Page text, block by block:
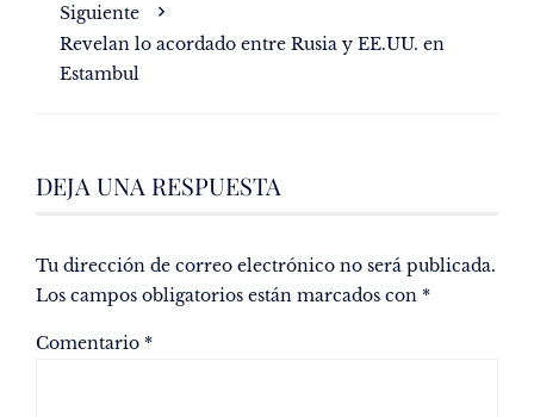
Siguiente
Revelan lo acordado entre Rusia y EE.UU. en
Estambul
DEJA UNA RESPUESTA
Tu dirección de correo electrónico no será publicada.
Los campos obligatorios están marcados con *
Comentario *